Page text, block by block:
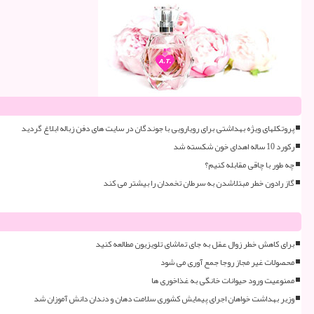
پروتکلهای ویژه بهداشتی برای رویارویی با جوندگان در سایت های دفن زباله ابلاغ گردید
رکورد 10 ساله اهدای خون شکسته شد
چه طور با چاقی مقابله کنیم؟
گاز رادون خطر مبتلاشدن به سرطان تخمدان را بیشتر می کند
برای کاهش خطر زوال عقل به جای تماشای تلویزیون مطالعه کنید
محصولات غیر مجاز روجا جمع آوری می شود
ممنوعیت ورود حیوانات خانگی به غذاخوری ها
وزیر بهداشت خواهان اجرای پیمایش کشوری سلامت دهان و دندان دانش آموزان شد